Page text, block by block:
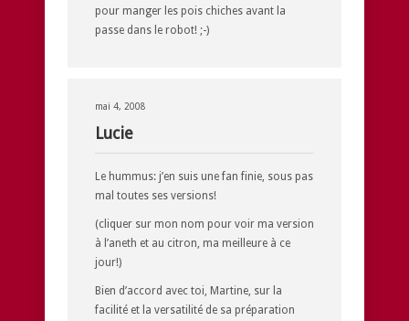
pour manger les pois chiches avant la
passe dans le robot! ;-)
mai 4, 2008
Lucie
Le hummus: j’en suis une fan finie, sous pas
mal toutes ses versions!
(cliquer sur mon nom pour voir ma version
à l’aneth et au citron, ma meilleure à ce
jour!)
Bien d’accord avec toi, Martine, sur la
facilité et la versatilité de sa préparation